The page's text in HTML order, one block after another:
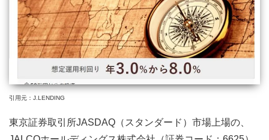
引用元：J.LENDING
東京証券取引所JASDAQ（スタンダード）市場上場の、